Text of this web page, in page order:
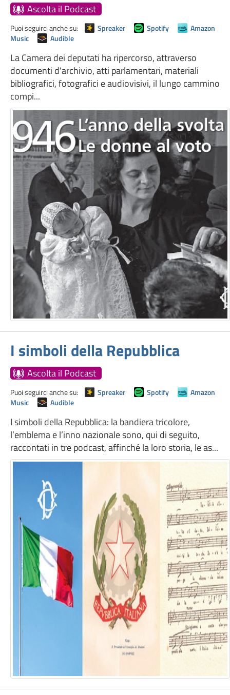
Ascolta il Podcast
Puoi seguirci anche su: Spreaker Spotify
Amazon
Music
Audible
La Camera dei deputati ha ripercorso, attraverso
documenti d'archivio, atti parlamentari, materiali
bibliografici, fotografici e audiovisivi, il lungo cammino
compi...
I simboli della Repubblica
Ascolta il Podcast
Puoi seguirci anche su: Spreaker Spotify
Amazon
Music
Audible
I simboli della Repubblica: la bandiera tricolore,
l’emblema e l’inno nazionale sono, qui di seguito,
raccontati in tre podcast, affinché la loro storia, le as...